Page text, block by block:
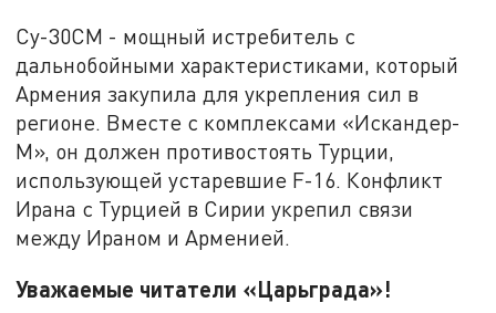
Су-30СМ - мощный истребитель с
дальнобойными характеристиками, который
Армения закупила для укрепления сил в
регионе. Вместе с комплексами «Искандер-
М», он должен противостоять Турции,
использующей устаревшие F-16. Конфликт
Ирана с Турцией в Сирии укрепил связи
между Ираном и Арменией.
Уважаемые читатели «Царьграда»!